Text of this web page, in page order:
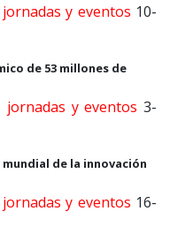
jornadas y eventos 10-
de 53 millones de
jornadas y eventos 3-
de la innovación
jornadas y eventos 16-